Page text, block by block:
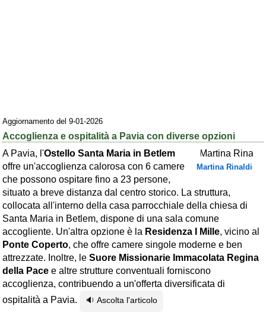
Aggiornamento del 9-01-2026
Accoglienza e ospitalità a Pavia con diverse opzioni
Martina Rinaldi
A Pavia, l'Ostello Santa Maria in Betlem
offre un'accoglienza calorosa con 6 camere
che possono ospitare fino a 23 persone,
situato a breve distanza dal centro storico. La struttura,
collocata all'interno della casa parrocchiale della chiesa di
Santa Maria in Betlem, dispone di una sala comune
accogliente. Un'altra opzione è la Residenza I Mille, vicino al
Ponte Coperto, che offre camere singole moderne e ben
attrezzate. Inoltre, le Suore Missionarie Immacolata Regina
della Pace e altre strutture conventuali forniscono
accoglienza, contribuendo a un'offerta diversificata di
ospitalità a Pavia.
🔉 Ascolta l'articolo
Blog
Eventi e cose da vedere
➕ Segnala evento
Area riservata
Chi siamo
Ambienti
≋ Mare
🗻 Montagna
Laghi